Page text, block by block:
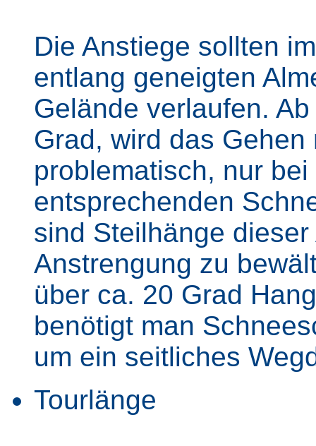
Die Anstiege sollten
entlang geneigten
Gelände verlaufen.
Grad, wird das
problematisch, nur
entsprechenden
sind Steilhänge
Anstrengung zu
über ca. 20 Grad
benötigt man
um ein seitliches
Tourlänge